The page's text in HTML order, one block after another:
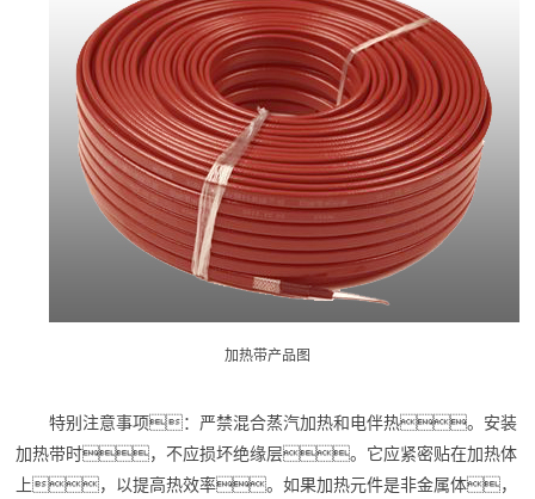
加热带产品图
特别注意事项：严禁混合蒸汽加热和电伴热。安装
加热带时，不应损坏绝缘层。它应紧密贴在加热体
上，以提高热效率。如果加热元件是非金属体，